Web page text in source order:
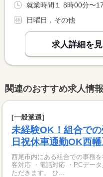
就業時間１ 8時00分〜
日曜日，その他
求人詳細を
関連のおすすめ求人情報
[一般派遣]
未経験OK！組合で
日祝休車通勤OK西
西尾市内にある組合での事務を行って
客対応 ・電話対応 ・PCデータ入力 などをメインにお
ただきます。 ひ...